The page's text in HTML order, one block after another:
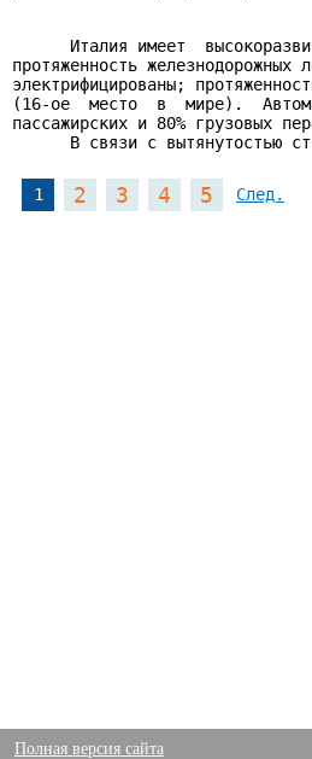
Италия имеет
протяженность
электрифицированы;
(16-ое  место  в  мире).
пассажирских и 80% грузовых
      В связи с вытянутостью ст
1 2 3 4 5 След.
Полная версия сайта